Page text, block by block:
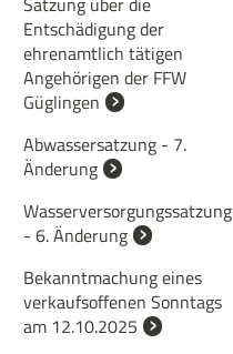
Entschädigung der
ehrenamtlich tätigen
Angehörigen der FFW
Güglingen
Abwassersatzung - 7.
Änderung
Wasserversorgungssatzung
- 6. Änderung
Bekanntmachung eines
verkaufsoffenen Sonntags
am 12.10.2025